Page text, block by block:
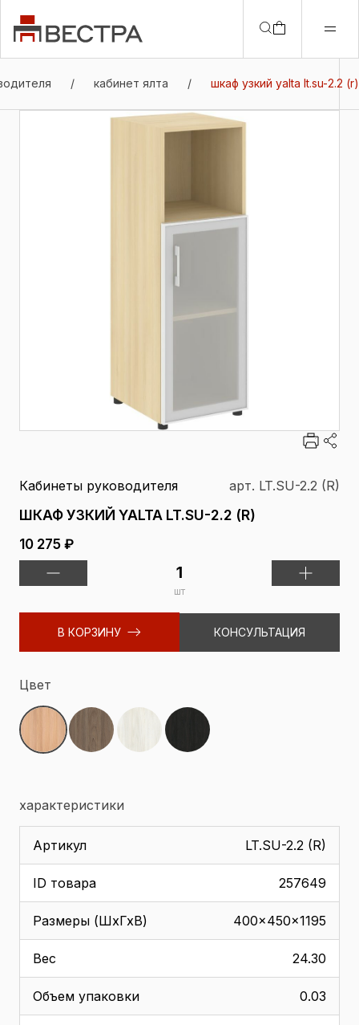
/ кабинет ялта / шкаф узкий yalta lt.su-2.2 (r)
Кабинеты руководителя арт. LT.SU-2.2 (R)
ШКАФ УЗКИЙ YALTA LT.SU-2.2 (R)
10 275 ₽
шт
В КОРЗИНУ КОНСУЛЬТАЦИЯ
Цвет
характеристики
Артикул LT.SU-2.2 (R)
ID товара 257649
Размеры (ШхГхВ) 400x450x1195
Вес 24.30
Объем упаковки 0.03